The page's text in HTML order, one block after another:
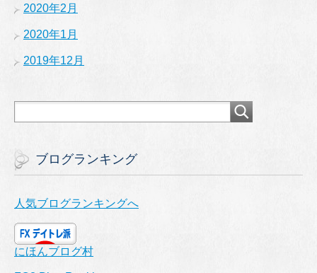
2020年2月
2020年1月
2019年12月
ブログランキング
人気ブログランキングへ
にほんブログ村